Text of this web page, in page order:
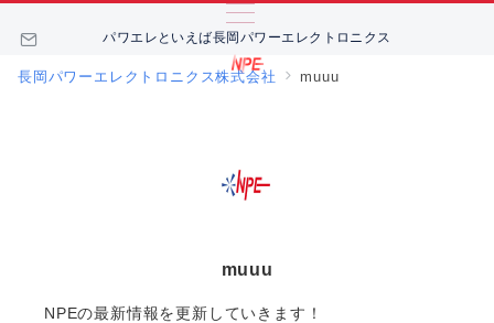
パワエレといえば長岡パワーエレクトロニクス
長岡パワーエレクトロニクス株式会社 muuu
muuu
NPEの最新情報を更新していきます！